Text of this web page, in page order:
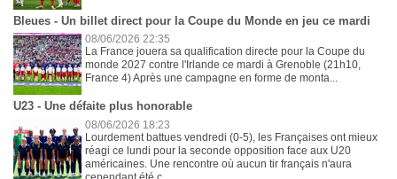
Bleues - Un billet direct pour la Coupe du Monde en jeu ce mardi
08/06/2026 22:35
La France jouera sa qualification directe pour la Coupe du
monde 2027 contre l'Irlande ce mardi à Grenoble (21h10,
France 4) Après une campagne en forme de monta...
U23 - Une défaite plus honorable
08/06/2026 18:23
Lourdement battues vendredi (0-5), les Françaises ont mieux
réagi ce lundi pour la seconde opposition face aux U20
américaines. Une rencontre où aucun tir français n'aura